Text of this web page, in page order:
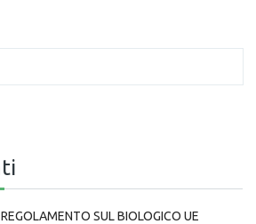
SUL BIOLOGICO UE